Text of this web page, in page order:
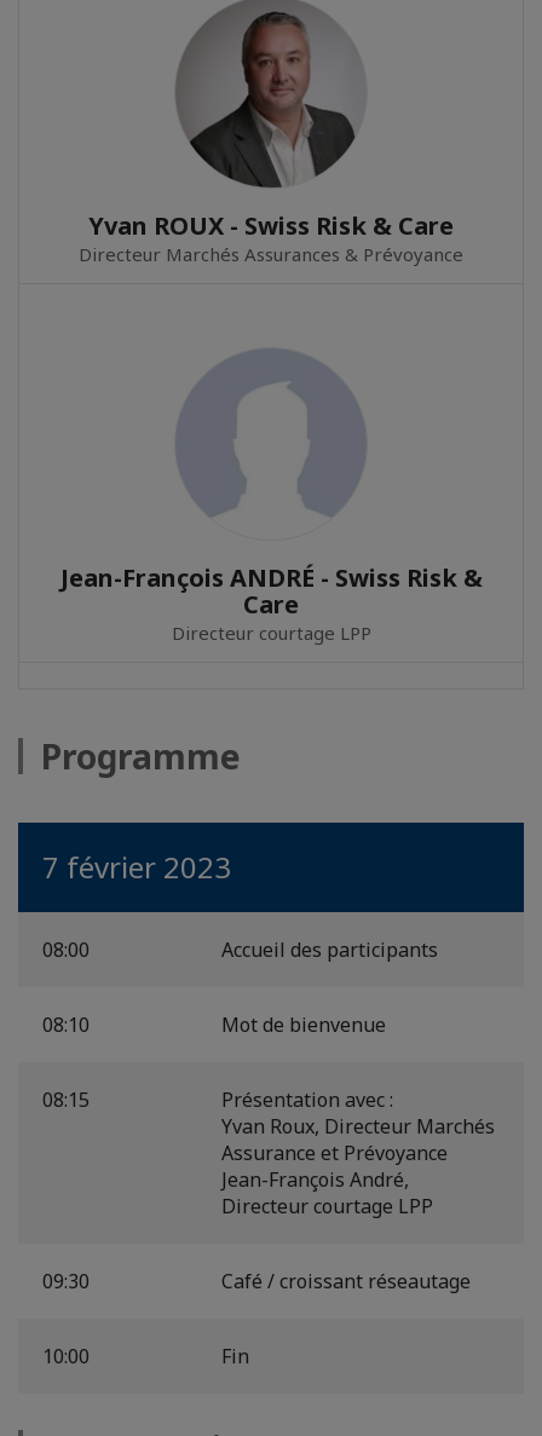
Yvan ROUX - Swiss Risk & Care
Directeur Marchés Assurances & Prévoyance
Jean-François ANDRÉ - Swiss Risk &
Care
Directeur courtage LPP
Programme
7 février 2023
08:00 Accueil des participants
08:10 Mot de bienvenue
08:15
Présentation avec :
Yvan Roux, Directeur Marchés
Assurance et Prévoyance
Jean-François André,
Directeur courtage LPP
09:30 Café / croissant réseautage
10:00 Fin